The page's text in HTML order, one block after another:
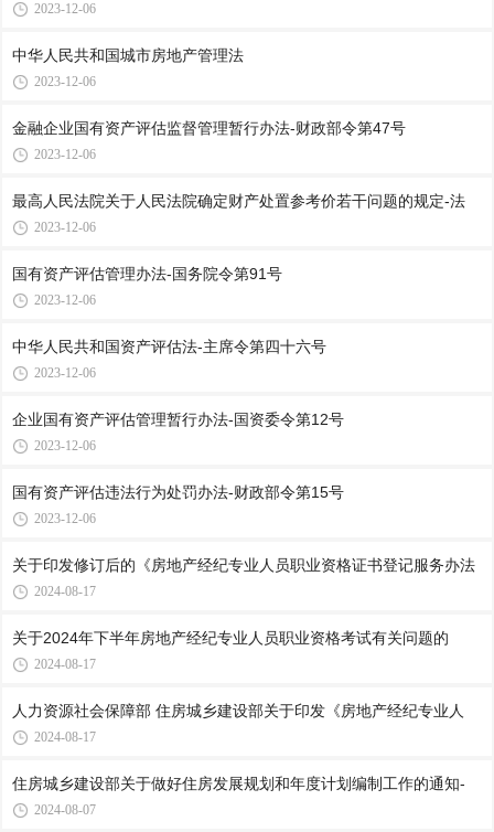
2023-12-06
中华人民共和国城市房地产管理法
2023-12-06
金融企业国有资产评估监督管理暂行办法-财政部令第47号
2023-12-06
最高人民法院关于人民法院确定财产处置参考价若干问题的规定-法
2023-12-06
国有资产评估管理办法-国务院令第91号
2023-12-06
中华人民共和国资产评估法-主席令第四十六号
2023-12-06
企业国有资产评估管理暂行办法-国资委令第12号
2023-12-06
国有资产评估违法行为处罚办法-财政部令第15号
2023-12-06
关于印发修订后的《房地产经纪专业人员职业资格证书登记服务办法
2024-08-17
关于2024年下半年房地产经纪专业人员职业资格考试有关问题的
2024-08-17
人力资源社会保障部 住房城乡建设部关于印发《房地产经纪专业人
2024-08-17
住房城乡建设部关于做好住房发展规划和年度计划编制工作的通知-
2024-08-07